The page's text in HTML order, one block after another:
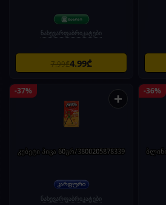
ნახევარფაბრიკატები
7.99₾4.99₾
-37% +
კუბეტი პიცა 60გრ/3800205878339
ნახევარფაბრიკატები
-36%